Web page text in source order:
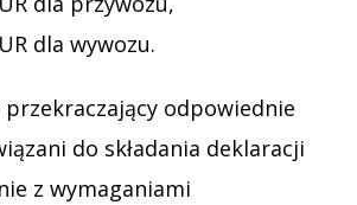
dla wywozu.
odpowiednie
do składania deklaracji
z wymaganiami